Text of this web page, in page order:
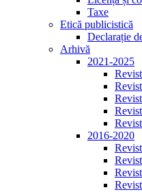
Taxe
Etică publicistică
Declarație
Arhivă
2021-2025
2016-2020